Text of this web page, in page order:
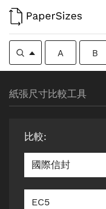
A B
紙張尺寸比較工具
比較:
國際信封
EC5